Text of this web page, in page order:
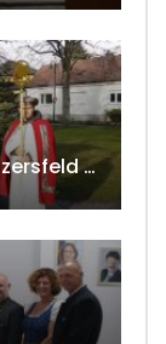
Grüße der Sternsinger aus Enzersfeld – Klein-Engersdorf 2021 w4tv169